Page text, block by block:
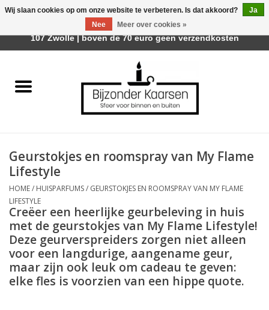
Räder Design Stories
Geurkaarsen
Tafelhaarden
Sfeer voor Buiten
Kaarsenhouders
Geurstokjes en roomspray van My Flame
Lifestyle
HOME/ HUISPARFUMS/ GEURSTOKJES EN ROOMSPRAY VAN MY FLAME
LIFESTYLE
Creëer een heerlijke geurbeleving in huis
met de geurstokjes van My Flame Lifestyle!
Deze geurverspreiders zorgen niet alleen
voor een langdurige, aangename geur,
maar zijn ook leuk om cadeau te geven:
elke fles is voorzien van een hippe quote.
Wij slaan cookies op om onze website te verbeteren. Is dat akkoord?
Ja
Nee
Meer over cookies »
Afhalen is mogelijk bij Trotz Woon & Cadeau | Belvederelaan
107 Zwolle | boven de 70 euro geen verzendkosten